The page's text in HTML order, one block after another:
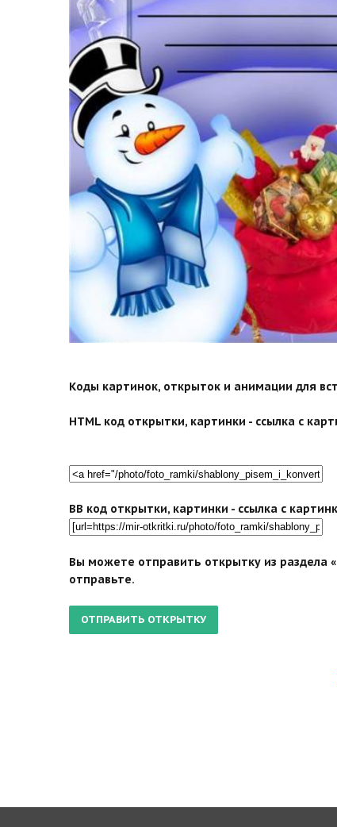
Коды картинок, открыток и анимации для
HTML код открытки, картинки - ссылка с
BB код открытки, картинки - ссылка с
Вы можете отправить открытку из раздела
отправьте.